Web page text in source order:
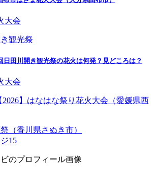
大会
日田川開き観光祭の花火は何発？見どころは？
大会
2026】はなはな祭り花火大会（愛媛県西
（香川県さぬき市）